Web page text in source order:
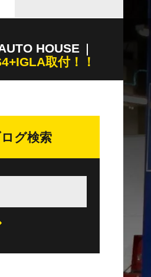
HOUSE
取付！！
グ検索